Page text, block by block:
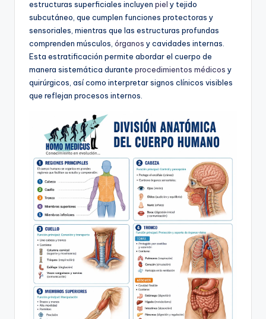
estructuras superficiales incluyen piel y tejido
subcutáneo, que cumplen funciones protectoras y
sensoriales, mientras que las estructuras profundas
comprenden músculos, órganos y cavidades internas.
Esta estratificación permite abordar el cuerpo de
manera sistemática durante procedimientos médicos y
quirúrgicos, así como interpretar signos clínicos visibles
que reflejan procesos internos.